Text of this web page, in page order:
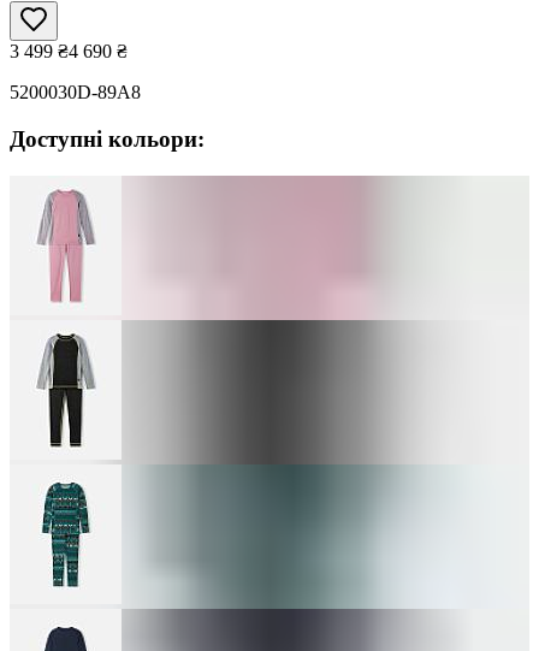
3 499 ₴4 690 ₴
5200030D-89A8
Доступні кольори: